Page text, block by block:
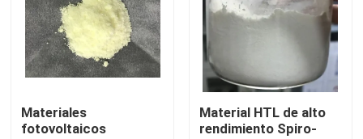
Materiales
fotovoltaicos
Material HTL de alto
rendimiento Spiro-